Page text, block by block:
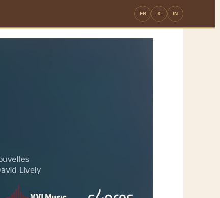
FB X IN